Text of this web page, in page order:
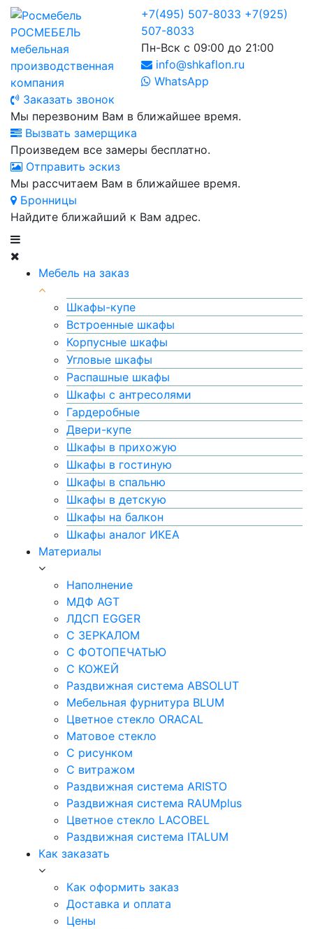
РОСМЕБЕЛЬ
мебельная
производственная
компания
+7(495) 507-8033 +7(925)
507-8033
Пн-Вск с 09:00 до 21:00
info@shkaflon.ru
WhatsApp
Заказать звонок
Мы перезвоним Вам в ближайшее время.
Вызвать замерщика
Произведем все замеры бесплатно.
Отправить эскиз
Мы рассчитаем Вам в ближайшее время.
Бронницы
Найдите ближайший к Вам адрес.
Мебель на заказ
Шкафы-купе
Встроенные шкафы
Корпусные шкафы
Угловые шкафы
Распашные шкафы
Шкафы с антресолями
Гардеробные
Двери-купе
Шкафы в прихожую
Шкафы в гостиную
Шкафы в спальню
Шкафы в детскую
Шкафы на балкон
Шкафы аналог ИКЕА
Материалы
Наполнение
МДФ AGT
ЛДСП EGGER
С ЗЕРКАЛОМ
С ФОТОПЕЧАТЬЮ
С КОЖЕЙ
Раздвижная система ABSOLUT
Мебельная фурнитура BLUM
Цветное стекло ORACAL
Матовое стекло
C рисунком
C витражом
Раздвижная система ARISTO
Раздвижная система RAUMplus
Цветное стекло LACOBEL
Раздвижная система ITALUM
Как заказать
Как оформить заказ
Доставка и оплата
Цены